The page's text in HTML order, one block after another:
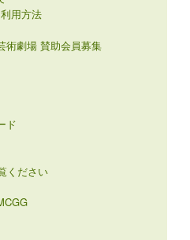
用方法
術劇場 賛助会員募集
ド
ください